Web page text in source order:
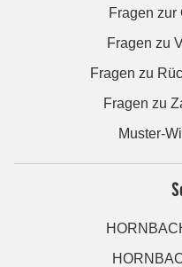
Fragen zur
Fragen zu
Fragen zu
Fragen zu
Muster-